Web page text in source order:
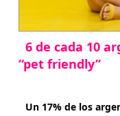
6 de cada 10
“pet friendly”
Un 17% de los